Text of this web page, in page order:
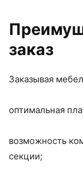
заказ
Заказывая
оптимальная
возможность
секции;